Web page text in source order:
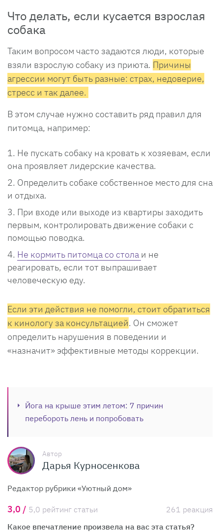
Что делать, если кусается взрослая
собака
Таким вопросом часто задаются люди, которые
взяли взрослую собаку из приюта. Причины
агрессии могут быть разные: страх, недоверие,
стресс и так далее.
В этом случае нужно составить ряд правил для
питомца, например:
Не пускать собаку на кровать к хозяевам, если
она проявляет лидерские качества.
Определить собаке собственное место для сна
и отдыха.
При входе или выходе из квартиры заходить
первым, контролировать движение собаки с
помощью поводка.
Не кормить питомца со стола и не
реагировать, если тот выпрашивает
человеческую еду.
Если эти действия не помогли, стоит обратиться
к кинологу за консультацией. Он сможет
определить нарушения в поведении и
«назначит» эффективные методы коррекции.
Йога на крыше этим летом: 7 причин
перебороть лень и попробовать
Автор
Дарья Курносенкова
Редактор рубрики «Уютный дом»
3,0 / 5,0 рейтинг статьи
261 реакция
Какое впечатление произвела на вас эта статья?